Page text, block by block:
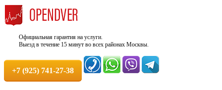
Официальная гарантия на услуги.
Выезд в течение 15 минут во всех районах Москвы.
+7 (925) 741-27-38